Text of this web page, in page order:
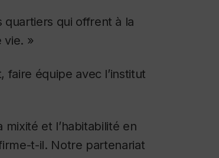
qui offrent à la
vie. »
équipe avec l’institut
et l’habitabilité en
t-il. Notre partenariat